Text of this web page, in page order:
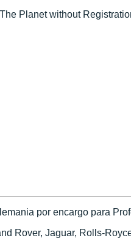
Planet without
por encargo para
Rover, Jaguar, Rolls-